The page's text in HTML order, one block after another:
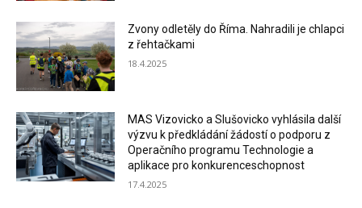
Zvony odletěly do Říma. Nahradili je chlapci
z řehtačkami
18.4.2025
MAS Vizovicko a Slušovicko vyhlásila další
výzvu k předkládání žádostí o podporu z
Operačního programu Technologie a
aplikace pro konkurenceschopnost
17.4.2025